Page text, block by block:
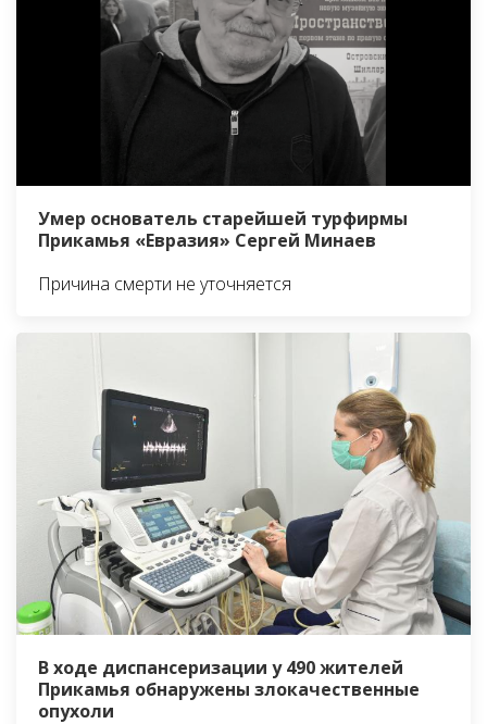
Умер основатель старейшей турфирмы
Прикамья «Евразия» Сергей Минаев
Причина смерти не уточняется
В ходе диспансеризации у 490 жителей
Прикамья обнаружены злокачественные
опухоли